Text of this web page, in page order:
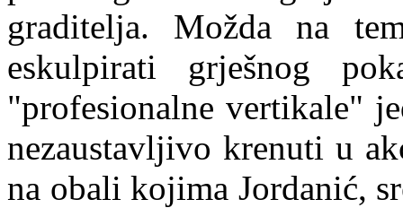
graditelja. Možda na
eskulpirati grješnog
"profesionalne vertikale"
nezaustavljivo krenuti u
na obali kojima Jordanić,